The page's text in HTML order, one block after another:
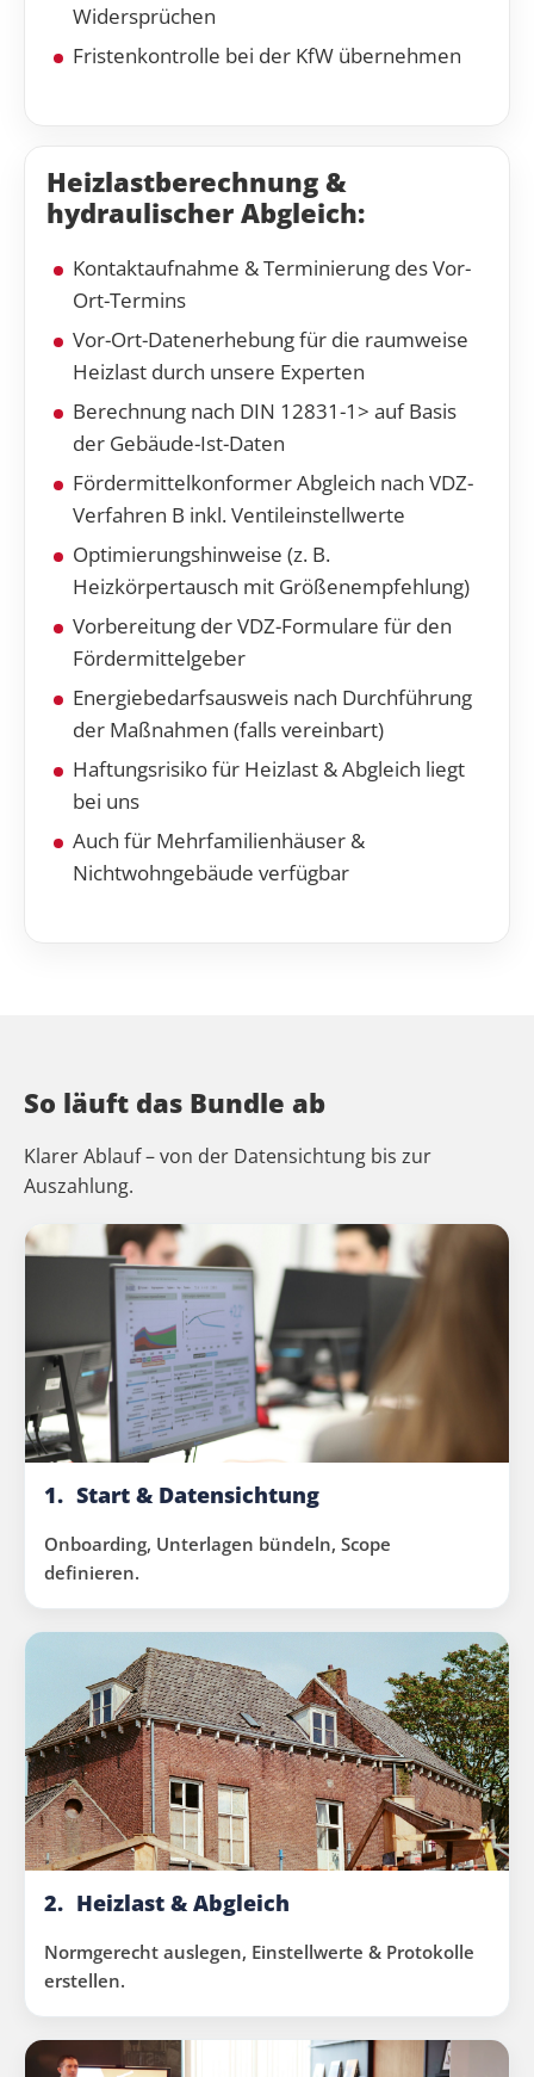
Widersprüchen
Fristenkontrolle bei der KfW übernehmen
Heizlastberechnung &
hydraulischer Abgleich:
Kontaktaufnahme & Terminierung des Vor-
Ort-Termins
Vor-Ort-Datenerhebung für die raumweise
Heizlast durch unsere Experten
Berechnung nach DIN 12831-1> auf Basis
der Gebäude-Ist-Daten
Fördermittelkonformer Abgleich nach VDZ-
Verfahren B inkl. Ventileinstellwerte
Optimierungshinweise (z. B.
Heizkörpertausch mit Größenempfehlung)
Vorbereitung der VDZ-Formulare für den
Fördermittelgeber
Energiebedarfsausweis nach Durchführung
der Maßnahmen (falls vereinbart)
Haftungsrisiko für Heizlast & Abgleich liegt
bei uns
Auch für Mehrfamilienhäuser &
Nichtwohngebäude verfügbar
So läuft das Bundle ab
Klarer Ablauf – von der Datensichtung bis zur
Auszahlung.
1. Start & Datensichtung
Onboarding, Unterlagen bündeln, Scope
definieren.
2. Heizlast & Abgleich
Normgerecht auslegen, Einstellwerte & Protokolle
erstellen.